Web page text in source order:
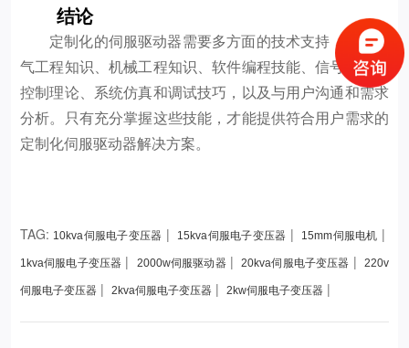
结论
定制化的伺服驱动器需要多方面的技术支持，包括电
气工程知识、机械工程知识、软件编程技能、信号处理和
控制理论、系统仿真和调试技巧，以及与用户沟通和需求
分析。只有充分掌握这些技能，才能提供符合用户需求的
定制化伺服驱动器解决方案。
TAG: 10kva伺服电子变压器 | 15kva伺服电子变压器 | 15mm伺服电机 |
1kva伺服电子变压器 | 2000w伺服驱动器|20kva伺服电子变压器 |220v
伺服电子变压器 | 2kva伺服电子变压器 | 2kw伺服电子变压器 |